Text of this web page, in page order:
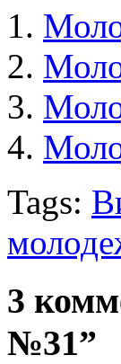
Tags:
3
№31”